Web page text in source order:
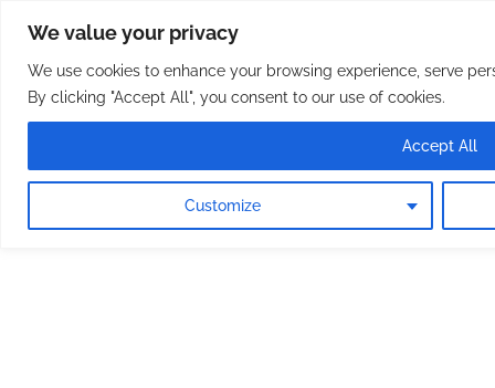
We value your privacy
We use cookies to enhance your browsing experience, serve
By clicking "Accept All", you consent to our use of cookies.
Customize
Accept All
content
Osterreichische Pfarreie